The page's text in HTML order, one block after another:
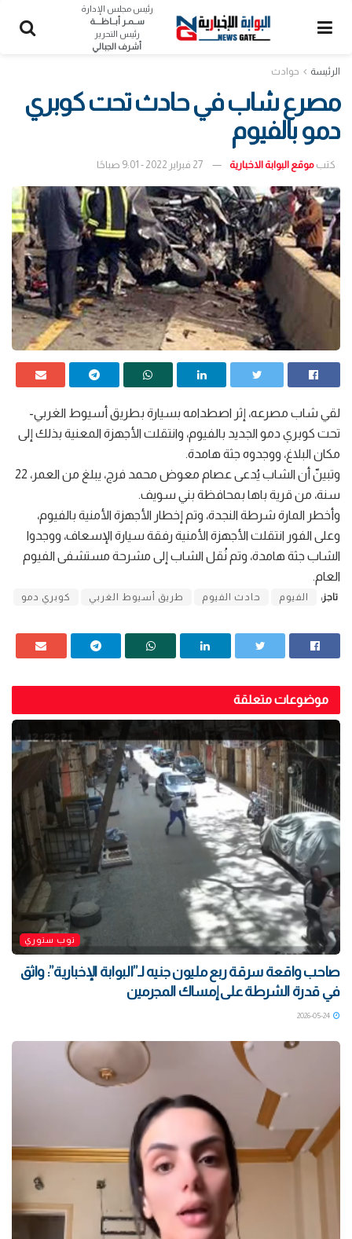
رئيس مجلس الإدارة
ســمـر أبــاظــــة
رئيس التحرير
أشرف الجبالي
الرئيسة حوادث
مصرع شاب في حادث تحت كوبري
دمو بالفيوم
كتب موقع البوابة الاخبارية 27 فبراير 2022 - 9:01 صباحًا
لقي شاب مصرعه، إثر اصطدامه بسيارة بطريق أسيوط الغربي-
تحت كوبري دمو الجديد بالفيوم، وانتقلت الأجهزة المعنية بذلك إلى
مكان البلاغ، ووجدوه جثة هامدة.
وتبينّ أن الشاب يُدعى عصام معوض محمد فرج، يبلغ من العمر، 22
سنة، من قرية باها بمحافظة بني سويف.
وأخطر المارة شرطة النجدة، وتم إخطار الأجهزة الأمنية بالفيوم،
وعلى الفور انتقلت الأجهزة الأمنية رفقة سيارة الإسعاف، ووجدوا
الشاب جثة هامدة، وتم نُقل الشاب إلى مشرحة مستشفى الفيوم
العام.
تاجز: الفيوم حادث الفيوم طريق أسيوط الغربي كوبري دمو
موضوعات متعلقة
توب ستوري
صاحب واقعة سرقة ربع مليون جنيه لـ”البوابة الإخبارية”: واثق
في قدرة الشرطة على إمساك المجرمين